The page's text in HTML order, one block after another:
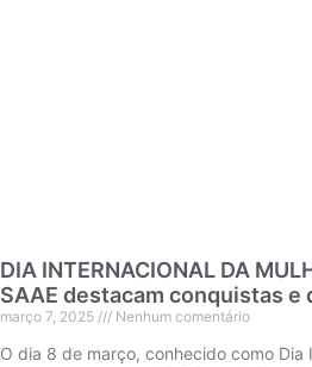
DIA INTERNACIONAL DA
SAAE destacam conquistas e
março 7, 2025 Nenhum comentário
O dia 8 de março, conhecido como Dia